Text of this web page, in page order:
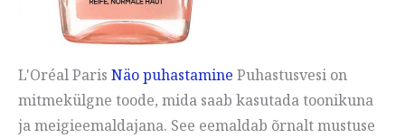
L'Oréal Paris Näo puhastamine Puhastusvesi on
mitmekülgne toode, mida saab kasutada toonikuna
ja meigieemaldajana. See eemaldab õrnalt mustuse